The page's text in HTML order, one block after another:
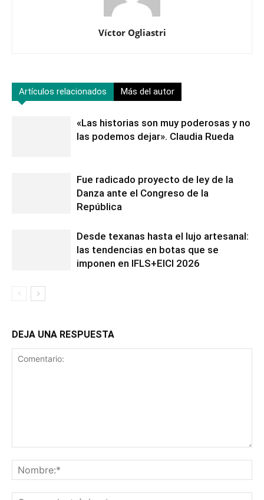
Víctor Ogliastri
Artículos relacionados Más del autor
«Las historias son muy poderosas y no
las podemos dejar». Claudia Rueda
Fue radicado proyecto de ley de la
Danza ante el Congreso de la
República
Desde texanas hasta el lujo artesanal:
las tendencias en botas que se
imponen en IFLS+EICI 2026
DEJA UNA RESPUESTA